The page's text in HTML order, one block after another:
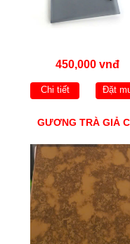
450,000 vnđ
Chi tiết Đặt
GƯƠNG TRÀ GIẢ